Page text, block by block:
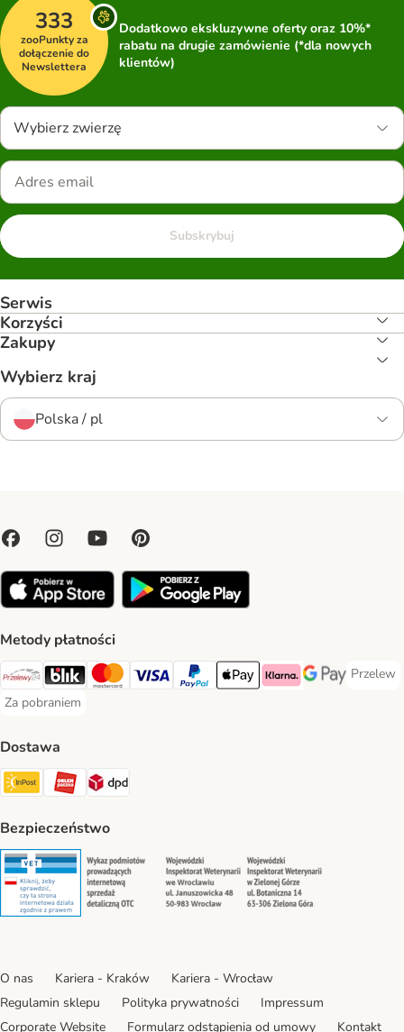
333
zooPunkty za
dołączenie do
Newslettera
Dodatkowo ekskluzywne oferty oraz 10%*
rabatu na drugie zamówienie (*dla nowych
klientów)
Wybierz zwierzę
Subskrybuj
Serwis
Korzyści
Zakupy
Wybierz kraj
Polska / pl
Metody płatności
Przelewy24 Payment Method
Blik Payment Method
MasterCard Payment Method
Visa Payment Method
PayPal Payment Method
Apple Pay Payment Method
Klarna Payment Method
Google Pay
Przelew
Przelew
Za pobraniem
Za pobraniem Payment Method
Dostawa
Paczkomat® Shipping Method
ORLEN Paczka Shipping Method
DPD Shipping Method
Bezpieczeństwo
Security Security Security
O nas Kariera - Kraków
Kariera - Wrocław
Regulamin sklepu
Polityka prywatności
Impressum
Corporate Website
Formularz odstąpienia od umowy Kontakt